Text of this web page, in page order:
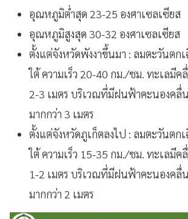
อุณหภูมิต่ำสุด 23-25 องศาเซลเซียส
อุณหภูมิสูงสุด 30-32 องศาเซลเซียส
ตั้งแต่จังหวัดพังงาขึ้นมา : ลมตะวันตกเ
ใต้ ความเร็ว 20-40 กม./ชม. ทะเลมีค
2-3 เมตร บริเวณที่มีฝนฟ้าคะนองคลื่
มากกว่า 3 เมตร
ตั้งแต่จังหวัดภูเก็ตลงไป : ลมตะวันตกเ
ใต้ ความเร็ว 15-35 กม./ชม. ทะเลมีค
1-2 เมตร บริเวณที่มีฝนฟ้าคะนองคลื่
มากกว่า 2 เมตร